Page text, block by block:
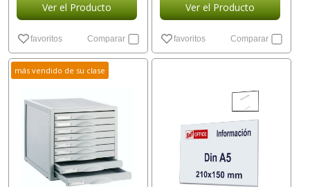
Ver el Producto
favoritos Comparar
Ver el Producto
favoritos Comparar
más vendido de su clase